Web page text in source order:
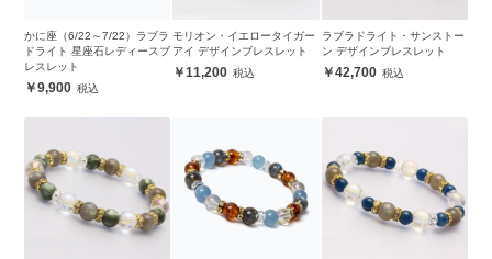
かに座（6/22～7/22）ラブラ
ドライト 星座石レディースブ
レスレット
9,900
モリオン・イエロータイガー
アイ デザインブレスレット
11,200
ラブラドライト・サンストー
ン デザインブレスレット
42,700